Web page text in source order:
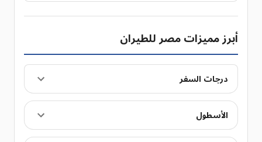
أبرز مميزات مصر للطيران
درجات السفر
الأسطول